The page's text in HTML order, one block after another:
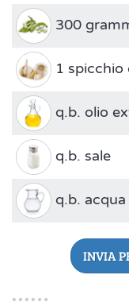
300
1 spicchio
q.b. olio
q.b. sale
q.b. acqua
INVIA